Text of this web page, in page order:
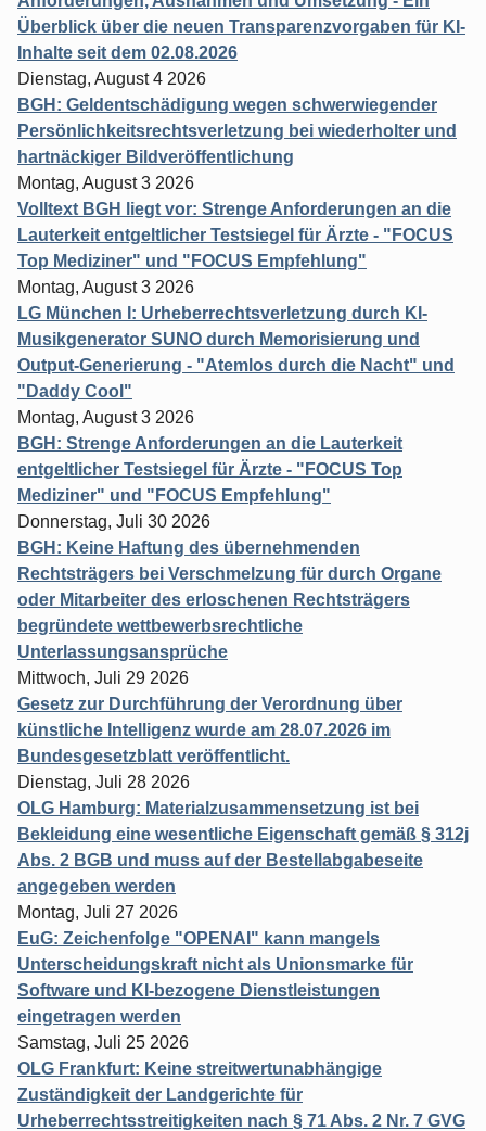
Überblick über die neuen Transparenzvorgaben für KI-
Inhalte seit dem 02.08.2026
Dienstag, August 4 2026
BGH: Geldentschädigung wegen schwerwiegender
Persönlichkeitsrechtsverletzung bei wiederholter und
hartnäckiger Bildveröffentlichung
Montag, August 3 2026
Volltext BGH liegt vor: Strenge Anforderungen an die
Lauterkeit entgeltlicher Testsiegel für Ärzte - "FOCUS
Top Mediziner" und "FOCUS Empfehlung"
Montag, August 3 2026
LG München I: Urheberrechtsverletzung durch KI-
Musikgenerator SUNO durch Memorisierung und
Output-Generierung - "Atemlos durch die Nacht" und
"Daddy Cool"
Montag, August 3 2026
BGH: Strenge Anforderungen an die Lauterkeit
entgeltlicher Testsiegel für Ärzte - "FOCUS Top
Mediziner" und "FOCUS Empfehlung"
Donnerstag, Juli 30 2026
BGH: Keine Haftung des übernehmenden
Rechtsträgers bei Verschmelzung für durch Organe
oder Mitarbeiter des erloschenen Rechtsträgers
begründete wettbewerbsrechtliche
Unterlassungsansprüche
Mittwoch, Juli 29 2026
Gesetz zur Durchführung der Verordnung über
künstliche Intelligenz wurde am 28.07.2026 im
Bundesgesetzblatt veröffentlicht.
Dienstag, Juli 28 2026
OLG Hamburg: Materialzusammensetzung ist bei
Bekleidung eine wesentliche Eigenschaft gemäß § 312j
Abs. 2 BGB und muss auf der Bestellabgabeseite
angegeben werden
Montag, Juli 27 2026
EuG: Zeichenfolge "OPENAI" kann mangels
Unterscheidungskraft nicht als Unionsmarke für
Software und KI-bezogene Dienstleistungen
eingetragen werden
Samstag, Juli 25 2026
OLG Frankfurt: Keine streitwertunabhängige
Zuständigkeit der Landgerichte für
Urheberrechtsstreitigkeiten nach § 71 Abs. 2 Nr. 7 GVG